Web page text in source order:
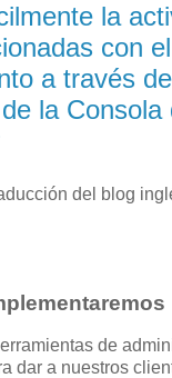
la
con el
a través
la Consola
del blog
de
dar a nuestros